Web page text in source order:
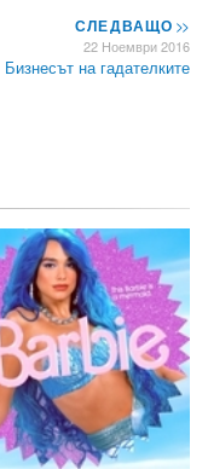
СЛЕДВАЩО>>
22 Ноември 2016
Бизнесът на гадателките